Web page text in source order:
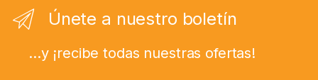
Únete a nuestro boletín
...y ¡recibe todas nuestras ofertas!